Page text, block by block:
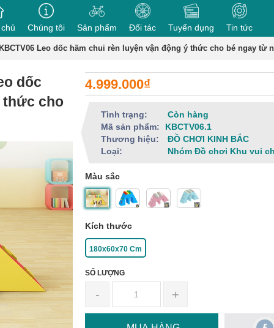
Chúng tôi Sản phẩm Đối tác Tuyển dụng Tin tức
Leo dốc hầm chui rèn luyện vận động ý thức cho bé ngay từ
dốc
thức cho
4.999.000₫
Tình trạng:
Còn hàng
Mã sản phẩm:
KBCTV06.1
Thương hiệu:
ĐỒ CHƠI KINH BẮC
Loại:
Nhóm Đồ chơi Khu vui
Màu sắc
Kích thước
180x60x70 Cm
SỐ LƯỢNG
- +